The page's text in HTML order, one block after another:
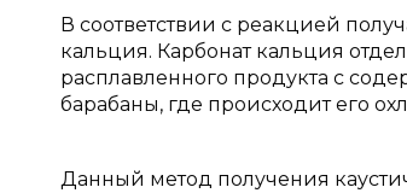
В соответствии с реакцией
кальция. Карбонат кальция
расплавленного продукта с
барабаны, где происходит его
Данный метод получения